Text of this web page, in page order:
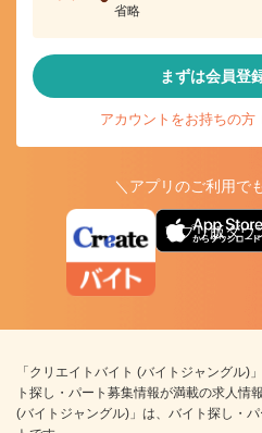
省略
まずは会員登
アカウントをお持ちの方
＼アプリのご利用で
アプリ版ダウ
「クリエイトバイト (バイトジャングル)
ト探し・パート募集情報が満載の求人情
(バイトジャングル)」は、バイト探し・